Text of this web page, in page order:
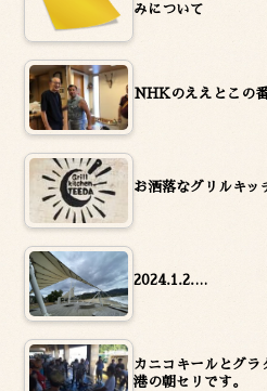
みについて
NHKのええとこの
お洒落なグリルキッ
2024.1.2.…
カニコキールとグラ
港の朝セリです。